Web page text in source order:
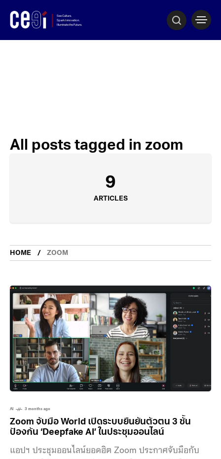
All posts tagged in zoom
9
ARTICLES
HOME ZOOM
AI 3 months ago
Zoom จับมือ World เปิดระบบยืนยันตัวตน 3 ชั้น
ป้องกัน ‘Deepfake AI’ ในประชุมออนไลน์
แอปฯ ประชุมออนไลน์ยอดฮิต Zoom ประกาศจับมือกับ